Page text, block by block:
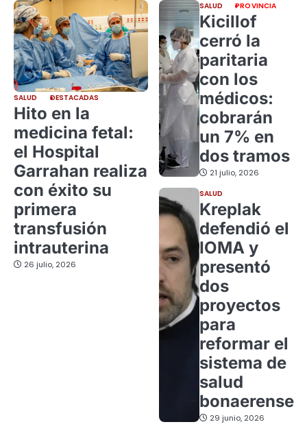
SALUD DESTACADAS
Hito en la
medicina fetal:
el Hospital
Garrahan realiza
con éxito su
primera
transfusión
intrauterina
26 julio, 2026
SALUD PROVINCIA
Kicillof
cerró la
paritaria
con los
médicos:
cobrarán
un 7% en
dos tramos
21 julio, 2026
SALUD
Kreplak
defendió el
IOMA y
presentó
dos
proyectos
para
reformar el
sistema de
salud
bonaerense
29 junio, 2026